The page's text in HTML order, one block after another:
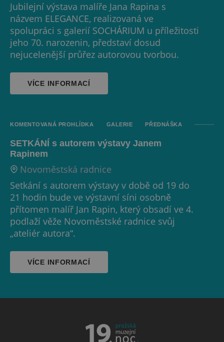
Jubilejní výstava malíře Jana Rapina s
názvem ELEGANCE, realizovaná ve
spolupráci s galerií SOCHÁRIUM u příležitosti
jeho 70. narozenin, představí dosud
nejucelenější průřez autorovou tvorbou.
VÍCE INFORMACÍ
KOMENTOVANÁ PROHLÍDKA GALERIE PŘEDNÁŠKA
SETKÁNÍ s autorem výstavy Janem
Rapinem
Novoměstská radnice
Setkání s autorem výstavy v době od 19 do
21 hodin bude ve výstavní síni osobně
přítomen malíř Jan Rapin, který obsadí ve 4.
podlaží věže Novoměstské radnice svůj
„ateliér autora“.
VÍCE INFORMACÍ